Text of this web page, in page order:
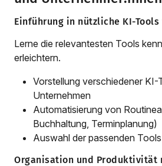
Einführung in nützliche KI-
Lerne die relevantesten Tools
erleichtern.
Vorstellung verschiedener KI-
Unternehmen
Automatisierung von
Buchhaltung, Terminplanung)
Auswahl der passenden
Organisation und Produktivität